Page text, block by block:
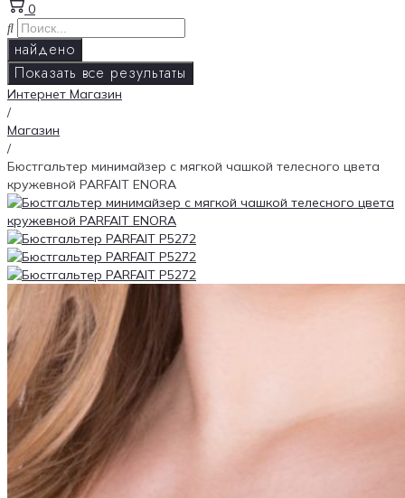
0
найдено
Показать все результаты
Интернет Магазин
/
Магазин
/
Бюстгальтер минимайзер с мягкой чашкой телесного цвета
кружевной PARFAIT ENORA